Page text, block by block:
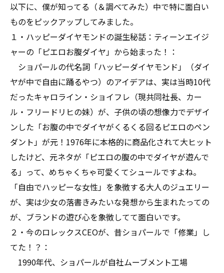
以下に、僕が知ってる（＆調べてみた）中で特に面白い
ものをピックアップしてみました。
１・ハッピーダイヤモンドの誕生秘話：ティーンエイジ
ャーの「ピエロお腹ダイヤ」から始まった！：
ショパールの代名詞「ハッピーダイヤモンド」（ダイ
ヤが中で自由に踊るやつ）のアイデアは、実は当時10代
だったキャロライン・ショイフレ（現共同社長、カー
ル・フリードリヒの妹）が、子供の頃の想像力でデザイ
ンした「お腹の中でダイヤがくるくる回るピエロのペン
ダント」が元！1976年に本格的に商品化されて大ヒット
したけど、元ネタが「ピエロの腹の中でダイヤが遊んで
る」って、めちゃくちゃ可愛くてシュールですよね。
「自由でハッピーな女性」を象徴する大人のジュエリー
が、実は少女の落書きみたいな発想から生まれたっての
が、ブランドの遊び心を象徴してて面白いです。
２・今のロレックスCEOが、昔ショパールで「修業」し
てた！？：
1990年代、ショパールが自社ムーブメント工場